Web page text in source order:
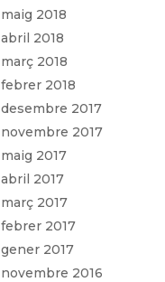
maig 2018
abril 2018
març 2018
febrer 2018
desembre 2017
novembre 2017
maig 2017
abril 2017
març 2017
febrer 2017
gener 2017
novembre 2016